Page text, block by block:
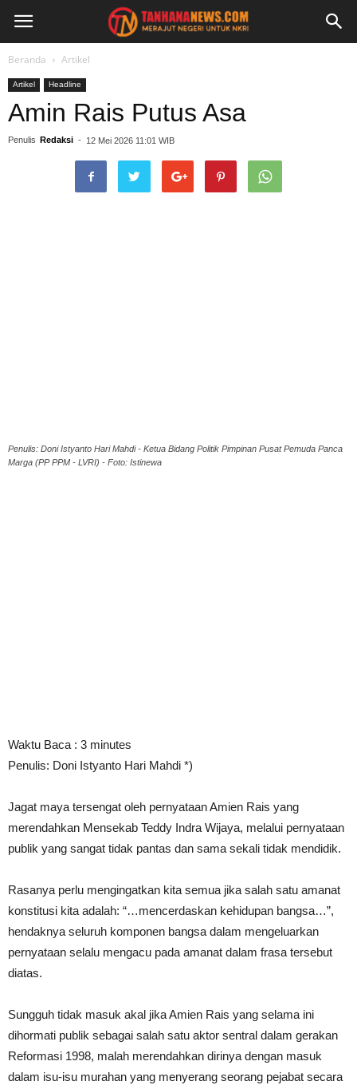
Beranda Artikel
Artikel Headline
Amin Rais Putus Asa
Penulis Redaksi - 12 Mei 2026 11:01 WIB
Penulis: Doni Istyanto Hari Mahdi - Ketua Bidang Politik Pimpinan Pusat Pemuda Panca
Marga (PP PPM - LVRI) - Foto: Istinewa
Waktu Baca : 3 minutes
Penulis: Doni Istyanto Hari Mahdi *)
Jagat maya tersengat oleh pernyataan Amien Rais yang
merendahkan Mensekab Teddy Indra Wijaya, melalui pernyataan
publik yang sangat tidak pantas dan sama sekali tidak mendidik.
Rasanya perlu mengingatkan kita semua jika salah satu amanat
konstitusi kita adalah: “…mencerdaskan kehidupan bangsa…”,
hendaknya seluruh komponen bangsa dalam mengeluarkan
pernyataan selalu mengacu pada amanat dalam frasa tersebut
diatas.
Sungguh tidak masuk akal jika Amien Rais yang selama ini
dihormati publik sebagai salah satu aktor sentral dalam gerakan
Reformasi 1998, malah merendahkan dirinya dengan masuk
dalam isu-isu murahan yang menyerang seorang pejabat secara